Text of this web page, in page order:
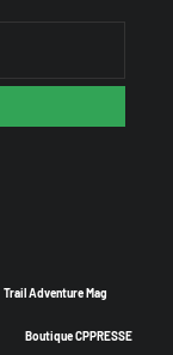
Trail Adventure Mag
Boutique CPPRESSE